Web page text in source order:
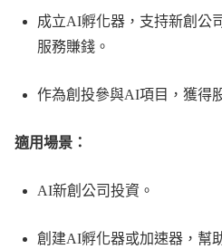
成立AI孵化器，支持新創公
服務賺錢。
作為創投參與AI項目，獲得
適用場景：
AI新創公司投資。
創建AI孵化器或加速器，幫